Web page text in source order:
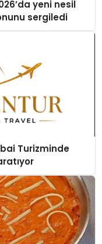
yeni nesil
sergiledi
Turizminde